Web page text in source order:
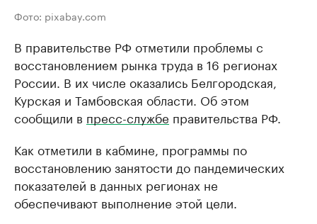
Фото: pixabay.com
В правительстве РФ отметили проблемы с
восстановлением рынка труда в 16 регионах
России. В их числе оказались Белгородская,
Курская и Тамбовская области. Об этом
сообщили в пресс-службе правительства РФ.
Как отметили в кабмине, программы по
восстановлению занятости до пандемических
показателей в данных регионах не
обеспечивают выполнение этой цели.